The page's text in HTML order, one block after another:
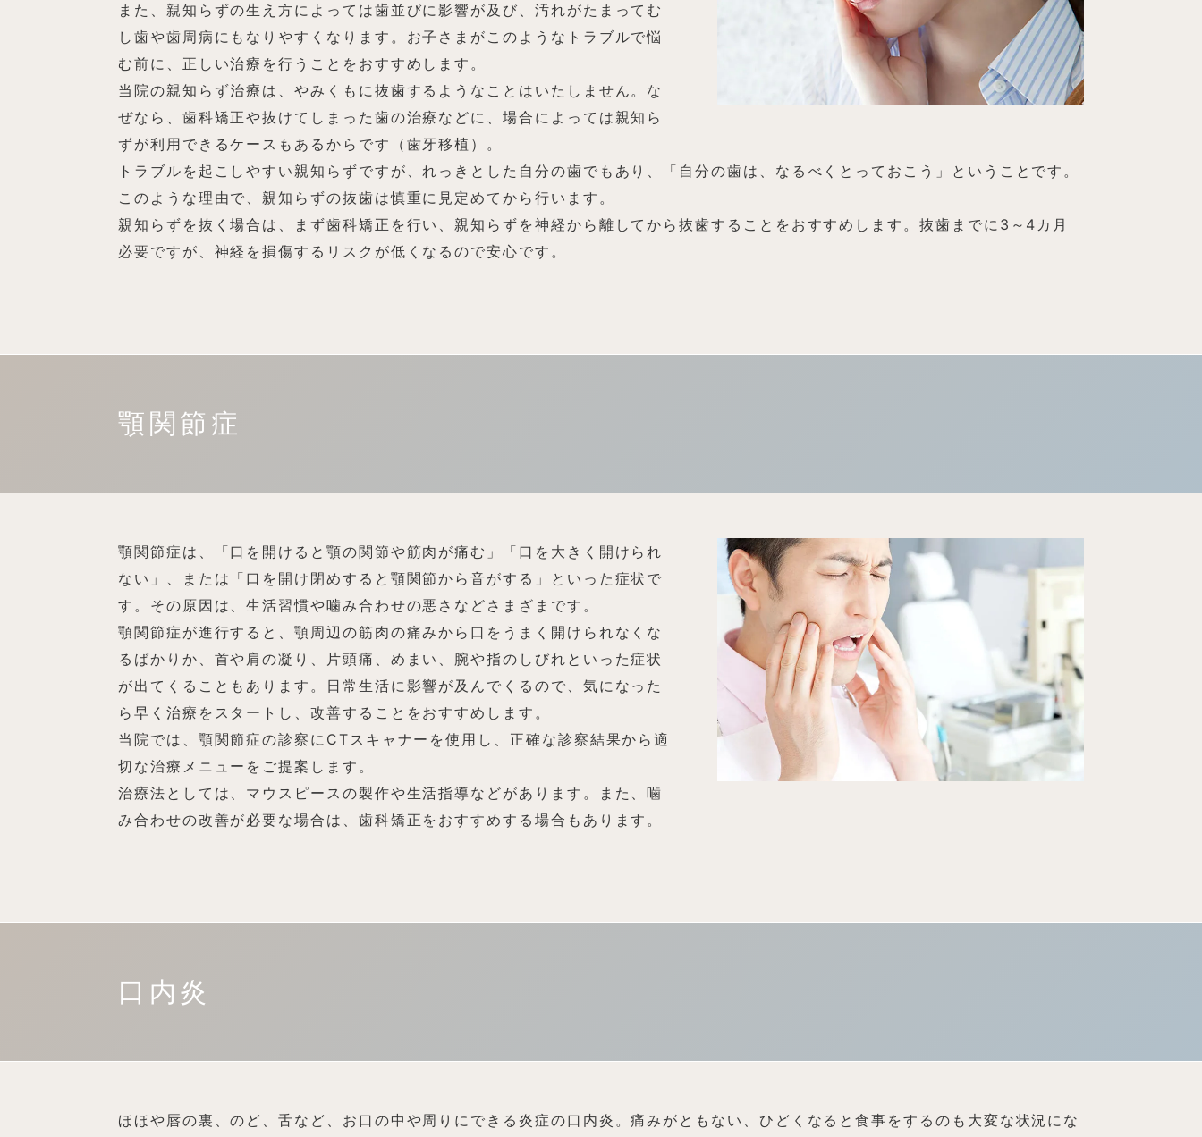
また、親知らずの生え方によっては歯並びに影響が及び、汚れがたまってむ
し歯や歯周病にもなりやすくなります。お子さまがこのようなトラブルで悩
む前に、正しい治療を行うことをおすすめします。
当院の親知らず治療は、やみくもに抜歯するようなことはいたしません。な
ぜなら、歯科矯正や抜けてしまった歯の治療などに、場合によっては親知ら
ずが利用できるケースもあるからです（歯牙移植）。
トラブルを起こしやすい親知らずですが、れっきとした自分の歯でもあり、「自分の歯は、なるべくとっておこう」ということです。
このような理由で、親知らずの抜歯は慎重に見定めてから行います。
親知らずを抜く場合は、まず歯科矯正を行い、親知らずを神経から離してから抜歯することをおすすめします。抜歯までに3～4カ月
必要ですが、神経を損傷するリスクが低くなるので安心です。
顎関節症
顎関節症は、「口を開けると顎の関節や筋肉が痛む」「口を大きく開けられ
ない」、または「口を開け閉めすると顎関節から音がする」といった症状で
す。その原因は、生活習慣や噛み合わせの悪さなどさまざまです。
顎関節症が進行すると、顎周辺の筋肉の痛みから口をうまく開けられなくな
るばかりか、首や肩の凝り、片頭痛、めまい、腕や指のしびれといった症状
が出てくることもあります。日常生活に影響が及んでくるので、気になった
ら早く治療をスタートし、改善することをおすすめします。
当院では、顎関節症の診察にCTスキャナーを使用し、正確な診察結果から適
切な治療メニューをご提案します。
治療法としては、マウスピースの製作や生活指導などがあります。また、噛
み合わせの改善が必要な場合は、歯科矯正をおすすめする場合もあります。
口内炎
ほほや唇の裏、のど、舌など、お口の中や周りにできる炎症の口内炎。痛みがともない、ひどくなると食事をするのも大変な状況にな